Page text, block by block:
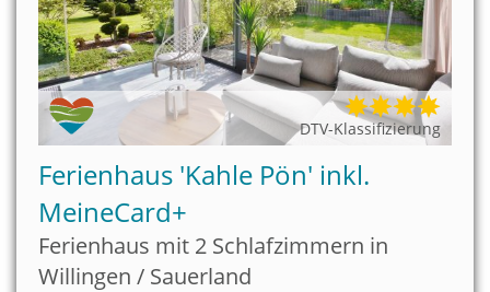
DTV-Klassifizierung
Ferienhaus 'Kahle Pön' inkl.
MeineCard+
Ferienhaus mit 2 Schlafzimmern in
Willingen / Sauerland